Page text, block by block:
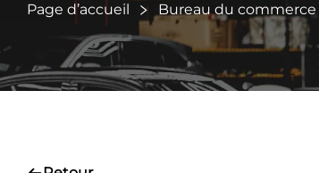
Page d’accueil Bureau du commerce